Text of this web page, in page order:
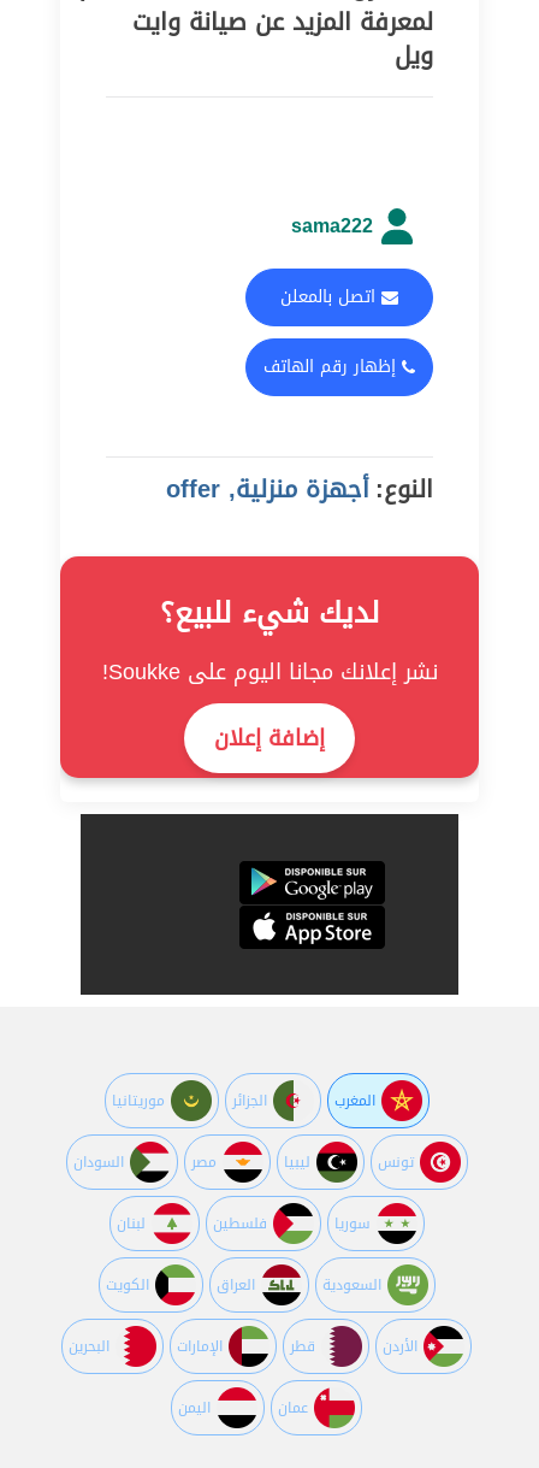
لمعرفة المزيد عن صيانة وايت
ويل
sama222
اتصل بالمعلن
إظهار رقم الهاتف
النوع:أجهزة منزلية, offer
لديك شيء للبيع؟
نشر إعلانك مجانا اليوم على Soukke!
إضافة إعلان
المغرب الجزائر موريتانيا
تونس ليبيا مصر السودان
سوريا فلسطين لبنان
السعودية العراق الكويت
اﻷردن قطر اﻹمارات البحرين
عمان اليمن